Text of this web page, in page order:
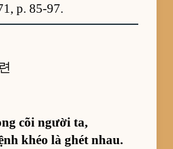
p. 85-97.
cõi người ta,
khéo là ghét nhau.